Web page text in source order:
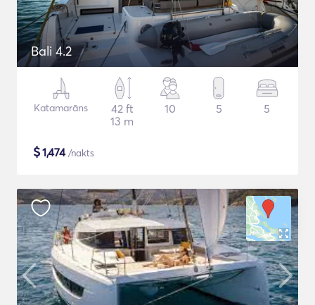
Bali 4.2
Katamarāns
42 ft
13 m
10 5 5
$1,474/nakts